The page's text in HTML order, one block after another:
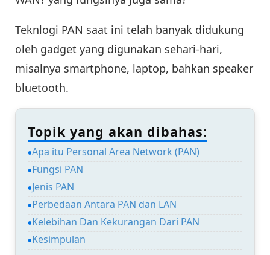
Teknlogi PAN saat ini telah banyak didukung
oleh gadget yang digunakan sehari-hari,
misalnya smartphone, laptop, bahkan speaker
bluetooth.
Topik yang akan dibahas:
Apa itu Personal Area Network (PAN)
Fungsi PAN
Jenis PAN
Perbedaan Antara PAN dan LAN
Kelebihan Dan Kekurangan Dari PAN
Kesimpulan